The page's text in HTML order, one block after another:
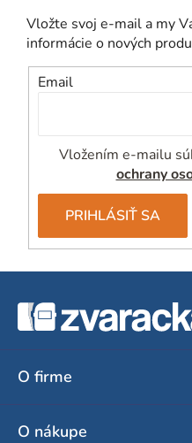
Vložte svoj e-mail a my
informácie o nových
Email
Vložením e-mailu
ochrany
PRIHLÁSIŤ SA
O firme
O nákupe